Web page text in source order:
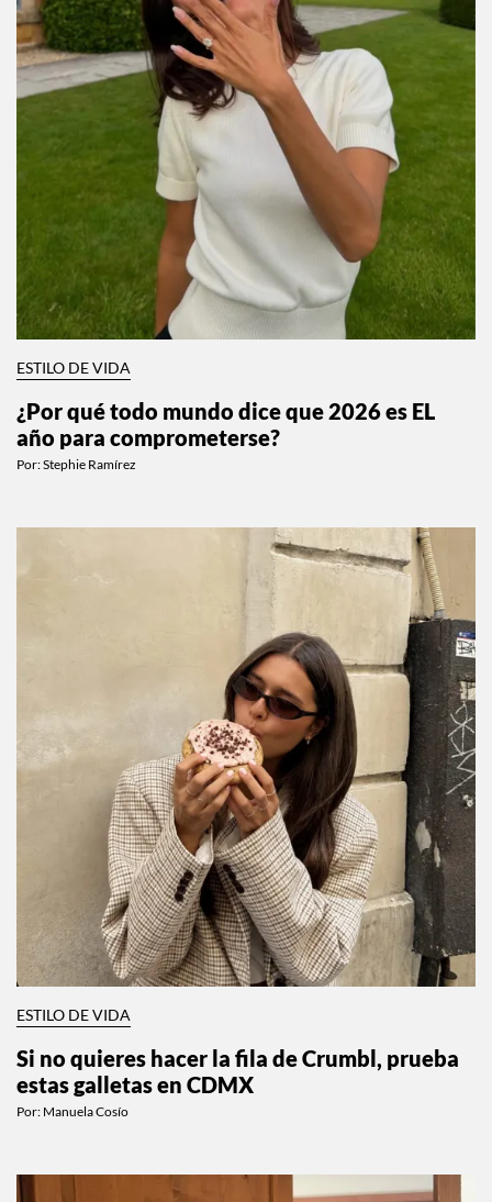
ESTILO DE VIDA
¿Por qué todo mundo dice que 2026 es EL
año para comprometerse?
Por:Stephie Ramírez
ESTILO DE VIDA
Si no quieres hacer la fila de Crumbl, prueba
estas galletas en CDMX
Por: Manuela Cosío